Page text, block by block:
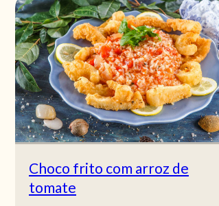
Choco frito com arroz de
tomate